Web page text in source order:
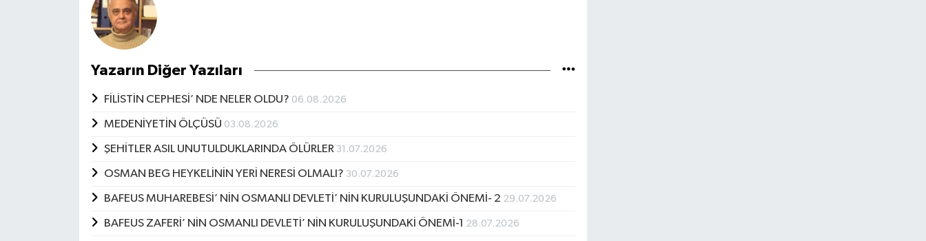
Yazarın Diğer Yazıları
FİLİSTİN CEPHESİ’ NDE NELER OLDU? 06.08.2026
MEDENİYETİN ÖLÇÜSÜ 03.08.2026
ŞEHİTLER ASIL UNUTULDUKLARINDA ÖLÜRLER 31.07.2026
OSMAN BEG HEYKELİNİN YERİ NERESİ OLMALI? 30.07.2026
BAFEUS MUHAREBESİ’ NİN OSMANLI DEVLETİ’ NİN KURULUŞUNDAKİ ÖNEMİ- 2 29.07.2026
BAFEUS ZAFERİ’ NİN OSMANLI DEVLETİ’ NİN KURULUŞUNDAKİ ÖNEMİ-1 28.07.2026